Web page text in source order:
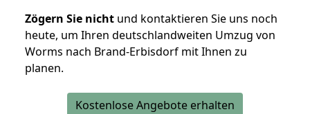
Zögern Sie nicht und kontaktieren Sie uns noch
heute, um Ihren deutschlandweiten Umzug von
Worms nach Brand-Erbisdorf mit Ihnen zu
planen.
Kostenlose Angebote erhalten